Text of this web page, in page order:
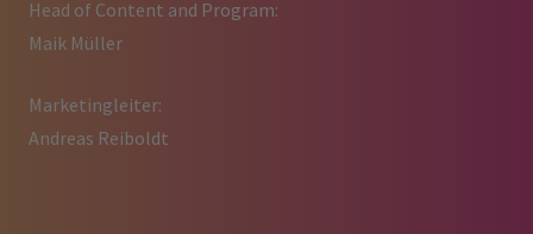
Head of Content and Program:
Maik Müller
Marketingleiter:
Andreas Reiboldt